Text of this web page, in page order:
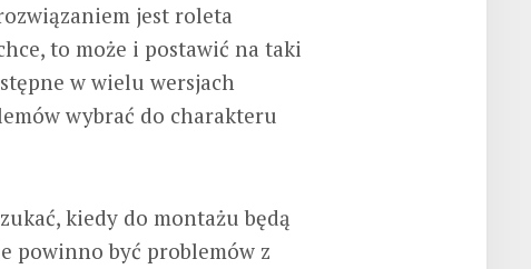
jest roleta
to może i postawić na taki
w wielu wersjach
wybrać do charakteru
kiedy do montażu będą
powinno być problemów z